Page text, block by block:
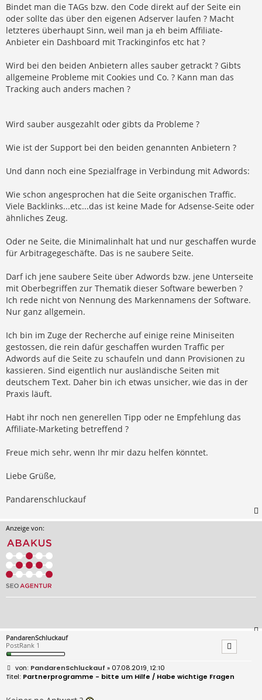
Bindet man die TAGs bzw. den Code direkt auf der Seite ein
oder sollte das über den eigenen Adserver laufen ? Macht
letzteres überhaupt Sinn, weil man ja eh beim Affiliate-
Anbieter ein Dashboard mit Trackinginfos etc hat ?
Wird bei den beiden Anbietern alles sauber getrackt ? Gibts
allgemeine Probleme mit Cookies und Co. ? Kann man das
Tracking auch anders machen ?
Wird sauber ausgezahlt oder gibts da Probleme ?
Wie ist der Support bei den beiden genannten Anbietern ?
Und dann noch eine Spezialfrage in Verbindung mit Adwords:
Wie schon angesprochen hat die Seite organischen Traffic.
Viele Backlinks...etc...das ist keine Made for Adsense-Seite oder
ähnliches Zeug.
Oder ne Seite, die Minimalinhalt hat und nur geschaffen wurde
für Arbitragegeschäfte. Das is ne saubere Seite.
Darf ich jene saubere Seite über Adwords bzw. jene Unterseite
mit Oberbegriffen zur Thematik dieser Software bewerben ?
Ich rede nicht von Nennung des Markennamens der Software.
Nur ganz allgemein.
Ich bin im Zuge der Recherche auf einige reine Miniseiten
gestossen, die rein dafür geschaffen wurden Traffic per
Adwords auf die Seite zu schaufeln und dann Provisionen zu
kassieren. Sind eigentlich nur ausländische Seiten mit
deutschem Text. Daher bin ich etwas unsicher, wie das in der
Praxis läuft.
Habt ihr noch nen generellen Tipp oder ne Empfehlung das
Affiliate-Marketing betreffend ?
Freue mich sehr, wenn Ihr mir dazu helfen könntet.
Liebe Grüße,
Pandarenschluckauf
Anzeige von:
PandarenSchluckauf
PostRank 1
B
e
r
PandarenSchluckauf » 07.08.2019, 12:10
Partnerprogramme - bitte um Hilfe / Habe wichtige Fragen